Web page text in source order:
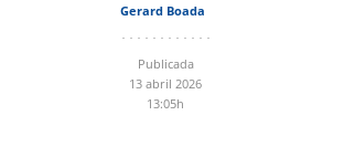
Gerard Boada
Publicada
13 abril 2026
13:05h